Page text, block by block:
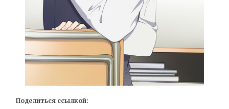
Поделиться ссылкой: